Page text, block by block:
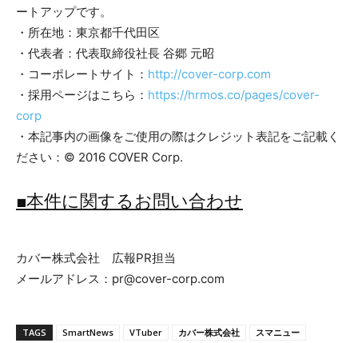
ートアップです。
・所在地：東京都千代田区
・代表者：代表取締役社長 谷郷 元昭
・コーポレートサイト： http://cover-corp.com
・採用ページはこちら： https://hrmos.co/pages/cover-
corp
・本記事内の画像をご使用の際はクレジット表記をご記載く
ださい：© 2016 COVER Corp.
■本件に関するお問い合わせ
カバー株式会社 広報PR担当
メールアドレス：pr@cover-corp.com
TAGS SmartNews VTuber カバー株式会社
スマニュー